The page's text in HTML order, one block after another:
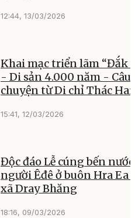
12:44, 13/03/2026
Khai mạc triển lãm “Đắk
- Di sản 4.000 năm - Câu
chuyện từ Di chỉ Thác
15:41, 12/03/2026
Độc đáo Lễ cúng bến
người Êđê ở buôn Hra Ea
xã Dray Bhăng
18:16, 09/03/2026